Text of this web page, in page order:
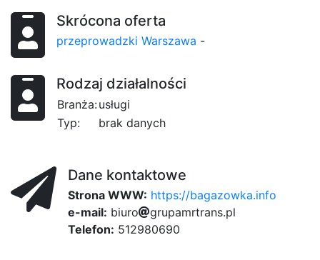
Skrócona oferta
przeprowadzki Warszawa -
Rodzaj działalności
Branża:usługi
Typ:
brak danych
Dane kontaktowe
Strona WWW: https://bagazowka.info
e-mail: biurb6
oe7g98b
rup39
amrtrans.p67
l
Telefon: 512980690